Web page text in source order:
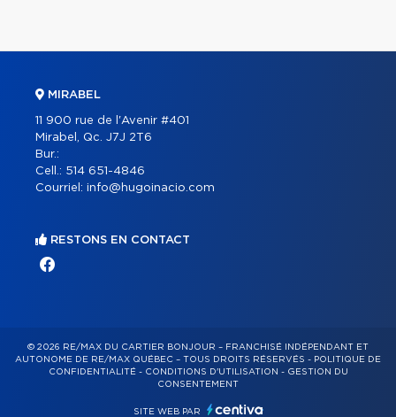
MIRABEL
11 900 rue de l'Avenir #401
Mirabel, Qc. J7J 2T6
Bur.:
Cell.: 514 651-4846
Courriel: info@hugoinacio.com
RESTONS EN CONTACT
© 2026 RE/MAX DU CARTIER BONJOUR – FRANCHISÉ INDÉPENDANT ET
AUTONOME DE RE/MAX QUÉBEC – TOUS DROITS RÉSERVÉS - POLITIQUE DE
CONFIDENTIALITÉ- CONDITIONS D'UTILISATION - GESTION DU
CONSENTEMENT
SITE WEB PAR